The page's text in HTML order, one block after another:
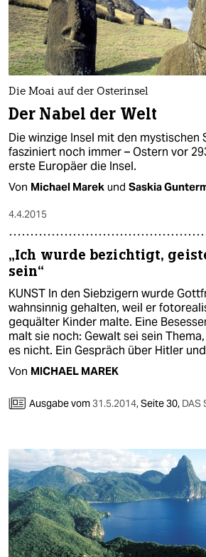
Die Moai auf der Osterinsel
Der Nabel der Welt
Die winzige Insel mit den mystischen
fasziniert noch immer – Ostern vor
erste Europäer die Insel.
Von Michael Marek und Saskia
4.4.2015
„Ich wurde bezichtigt,
sein“
KUNST In den Siebzigern wurde
wahnsinnig gehalten, weil er
gequälter Kinder malte. Eine
malt sie noch: Gewalt sei sein
es nicht. Ein Gespräch über Hitler
Von MICHAEL MAREK
Ausgabe vom31.5.2014,Seite 30, DAS